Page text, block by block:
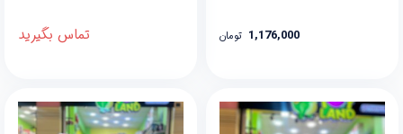
1,176,000 تومان تماس بگیرید